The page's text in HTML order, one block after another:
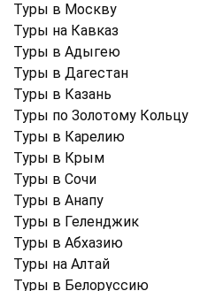
Туры в Москву
Туры на Кавказ
Туры в Адыгею
Туры в Дагестан
Туры в Казань
Туры по Золотому Кольцу
Туры в Карелию
Туры в Крым
Туры в Cочи
Туры в Анапу
Туры в Геленджик
Туры в Абхазию
Туры на Алтай
Туры в Белоруссию